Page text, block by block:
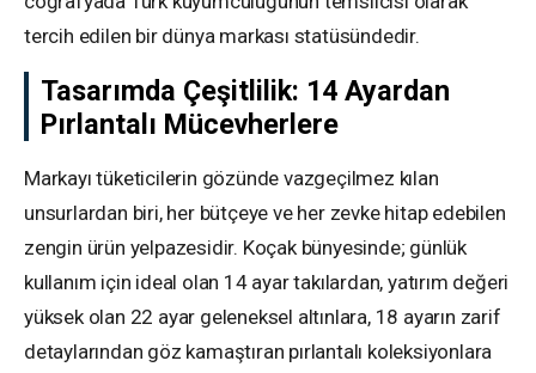
tercih edilen bir dünya markası statüsündedir.
Tasarımda Çeşitlilik: 14 Ayardan
Pırlantalı Mücevherlere
Markayı tüketicilerin gözünde vazgeçilmez kılan
unsurlardan biri, her bütçeye ve her zevke hitap edebilen
zengin ürün yelpazesidir. Koçak bünyesinde; günlük
kullanım için ideal olan 14 ayar takılardan, yatırım değeri
yüksek olan 22 ayar geleneksel altınlara, 18 ayarın zarif
detaylarından göz kamaştıran pırlantalı koleksiyonlara